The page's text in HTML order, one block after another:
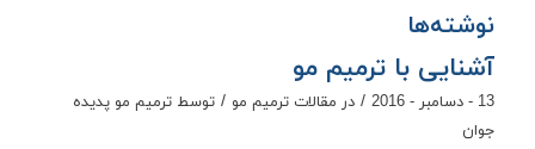
نوشته‌ها
آشنایی با ترمیم مو
13 - دسامبر - 2016 / در مقالات ترمیم مو / توسط ترمیم مو پدیده
جوان